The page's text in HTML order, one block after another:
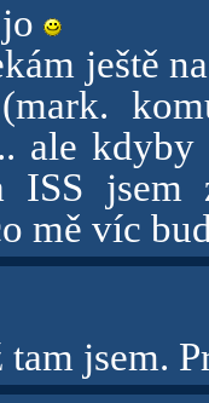
ještě
ale
ISS jsem
mě víc
tam jsem.